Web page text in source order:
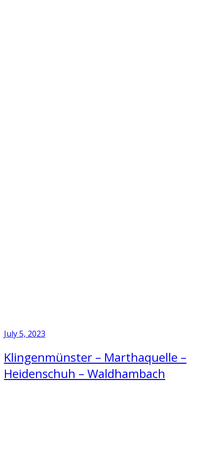
July 5, 2023
Klingenmünster – Marthaquelle –
Heidenschuh – Waldhambach